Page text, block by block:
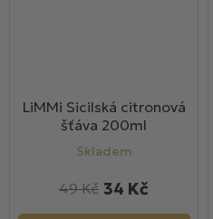
LiMMi Sicilská citronová
šťáva 200ml
Skladem
34 Kč
49 Kč